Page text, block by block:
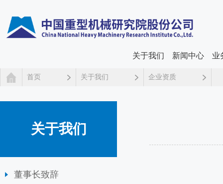
关于我们 新闻中心 业
首页 关于我们 企业资质
关于我们
董事长致辞